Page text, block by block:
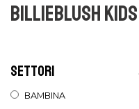
BILLIEBLUSH KIDS
SETTORI
BAMBINA